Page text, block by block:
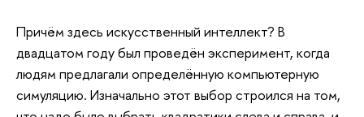
Причём здесь искусственный интеллект? В
двадцатом году был проведён эксперимент, когда
людям предлагали определённую компьютерную
симуляцию. Изначально этот выбор строился на том,